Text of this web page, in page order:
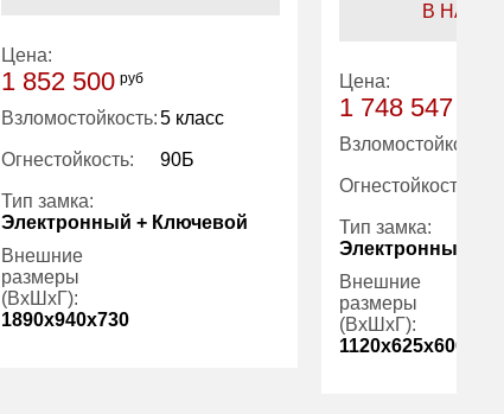
Цена:
1 852 500 руб
Взломостойкость:5 класс
Огнестойкость: 90Б
Тип замка:
Электронный + Ключевой
Внешние
размеры
(ВхШхГ):
1890x940x730
В
Цена:
1 748 547
Взломостойкость:
Огнестойкость:
Тип замка:
Электронный
Внешние
размеры
(ВхШхГ):
1120x625x600